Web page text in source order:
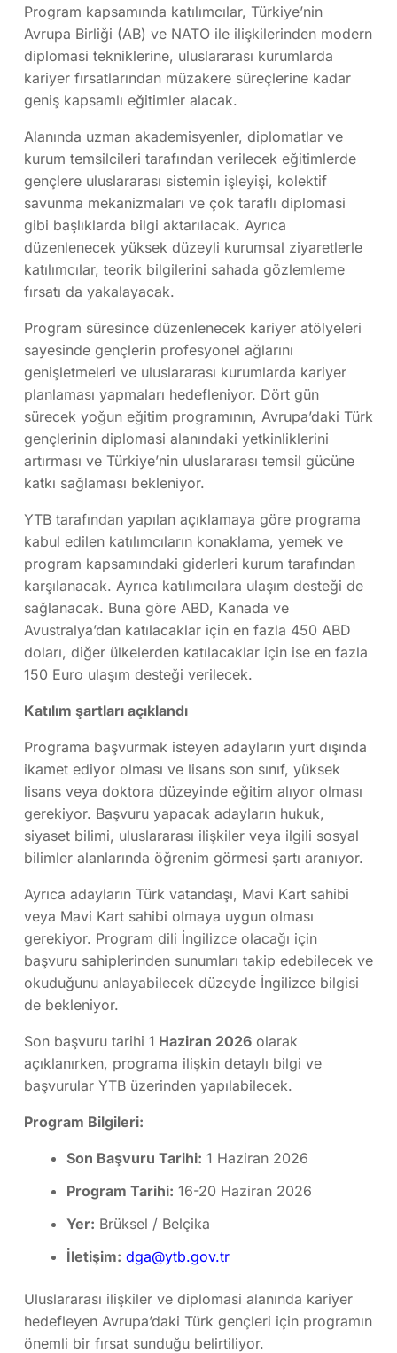
Program kapsamında katılımcılar, Türkiye’nin
Avrupa Birliği (AB) ve NATO ile ilişkilerinden modern
diplomasi tekniklerine, uluslararası kurumlarda
kariyer fırsatlarından müzakere süreçlerine kadar
geniş kapsamlı eğitimler alacak.
Alanında uzman akademisyenler, diplomatlar ve
kurum temsilcileri tarafından verilecek eğitimlerde
gençlere uluslararası sistemin işleyişi, kolektif
savunma mekanizmaları ve çok taraflı diplomasi
gibi başlıklarda bilgi aktarılacak. Ayrıca
düzenlenecek yüksek düzeyli kurumsal ziyaretlerle
katılımcılar, teorik bilgilerini sahada gözlemleme
fırsatı da yakalayacak.
Program süresince düzenlenecek kariyer atölyeleri
sayesinde gençlerin profesyonel ağlarını
genişletmeleri ve uluslararası kurumlarda kariyer
planlaması yapmaları hedefleniyor. Dört gün
sürecek yoğun eğitim programının, Avrupa’daki Türk
gençlerinin diplomasi alanındaki yetkinliklerini
artırması ve Türkiye’nin uluslararası temsil gücüne
katkı sağlaması bekleniyor.
YTB tarafından yapılan açıklamaya göre programa
kabul edilen katılımcıların konaklama, yemek ve
program kapsamındaki giderleri kurum tarafından
karşılanacak. Ayrıca katılımcılara ulaşım desteği de
sağlanacak. Buna göre ABD, Kanada ve
Avustralya’dan katılacaklar için en fazla 450 ABD
doları, diğer ülkelerden katılacaklar için ise en fazla
150 Euro ulaşım desteği verilecek.
Katılım şartları açıklandı
Programa başvurmak isteyen adayların yurt dışında
ikamet ediyor olması ve lisans son sınıf, yüksek
lisans veya doktora düzeyinde eğitim alıyor olması
gerekiyor. Başvuru yapacak adayların hukuk,
siyaset bilimi, uluslararası ilişkiler veya ilgili sosyal
bilimler alanlarında öğrenim görmesi şartı aranıyor.
Ayrıca adayların Türk vatandaşı, Mavi Kart sahibi
veya Mavi Kart sahibi olmaya uygun olması
gerekiyor. Program dili İngilizce olacağı için
başvuru sahiplerinden sunumları takip edebilecek ve
okuduğunu anlayabilecek düzeyde İngilizce bilgisi
de bekleniyor.
Son başvuru tarihi 1 Haziran 2026 olarak
açıklanırken, programa ilişkin detaylı bilgi ve
başvurular YTB üzerinden yapılabilecek.
Program Bilgileri:
Son Başvuru Tarihi: 1 Haziran 2026
Program Tarihi: 16-20 Haziran 2026
Yer: Brüksel / Belçika
İletişim: dga@ytb.gov.tr
Uluslararası ilişkiler ve diplomasi alanında kariyer
hedefleyen Avrupa’daki Türk gençleri için programın
önemli bir fırsat sunduğu belirtiliyor.